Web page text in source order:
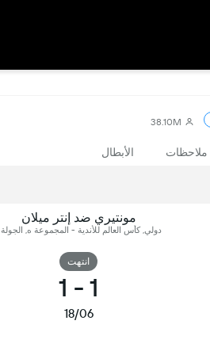
38.10M
ملاحظات الأبطال
مونتيري ضد إنتر ميلان
دولي, كأس العالم للأندية - المجموعة ه, الجولة 1
انتهت
1
-
1
18/06